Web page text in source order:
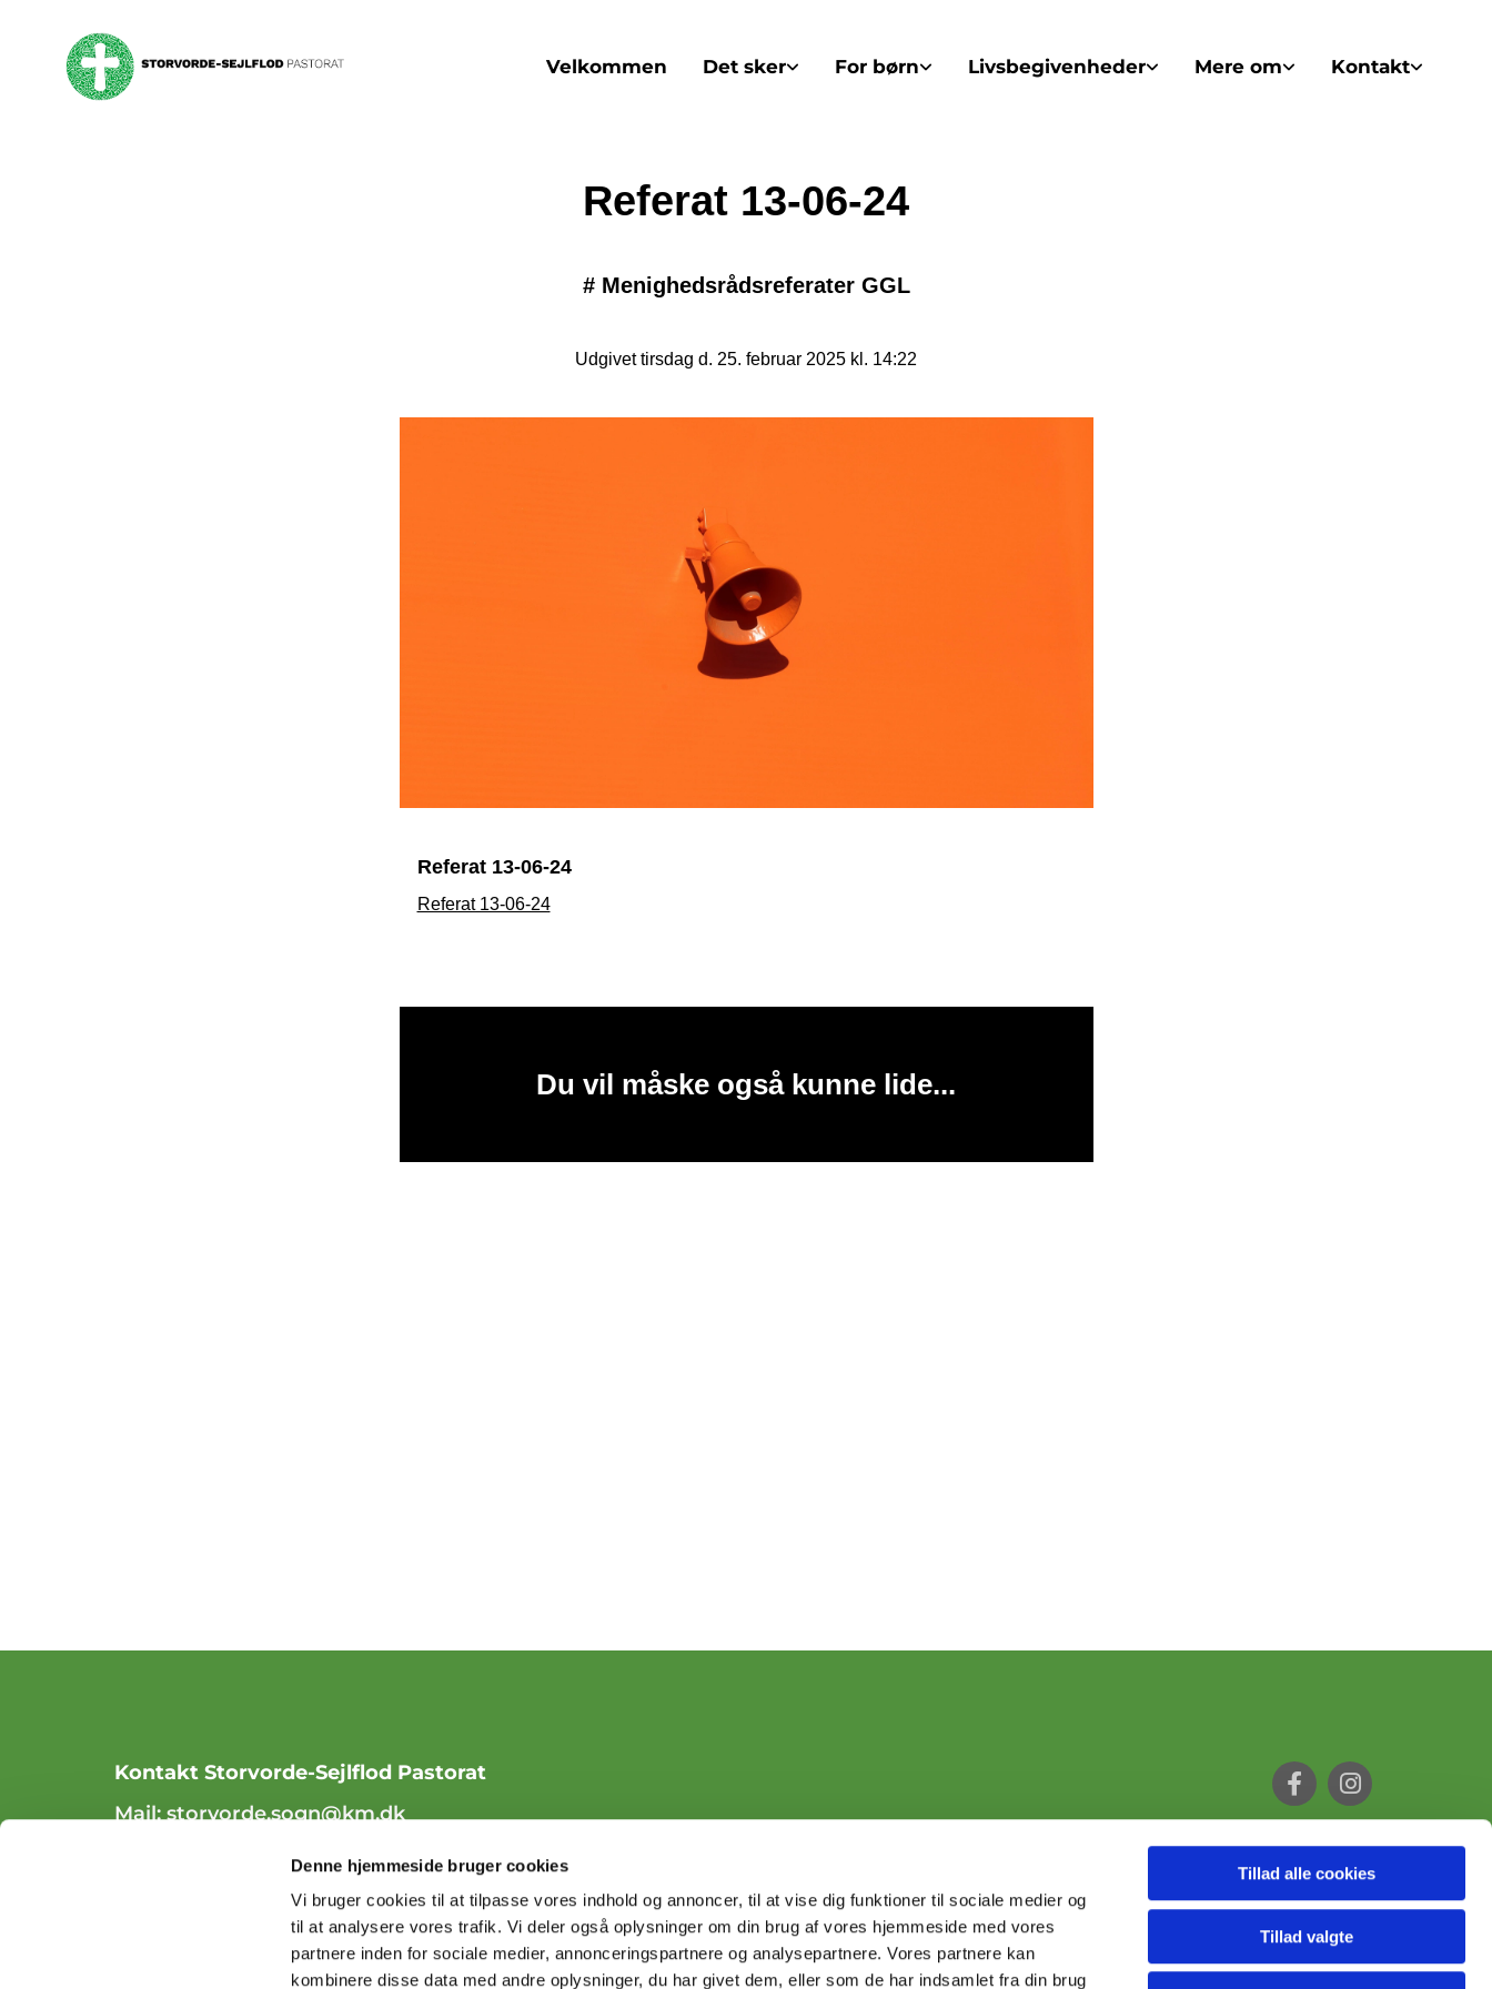
Denne hjemmeside bruger cookies
Vi bruger cookies til at tilpasse vores indhold og annoncer, til at vise dig funktioner til sociale medier og
til at analysere vores trafik. Vi deler også oplysninger om din brug af vores hjemmeside med vores
partnere inden for sociale medier, annonceringspartnere og analysepartnere. Vores partnere kan
kombinere disse data med andre oplysninger, du har givet dem, eller som de har indsamlet fra din brug
Tillad alle cookies
Tillad valgte
Velkommen Det sker For børn Livsbegivenheder Mere om Kontakt
Referat 13-06-24
# Menighedsrådsreferater GGL
Udgivet tirsdag d. 25. februar 2025 kl. 14:22
Referat 13-06-24
Referat 13-06-24
Du vil måske også kunne lide...
Kontakt Storvorde-Sejlflod Pastorat
Mail:storvorde.sogn@km.dk